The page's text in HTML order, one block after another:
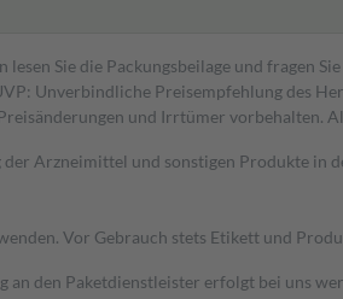
lesen Sie die Packungsbeilage und fragen
Unverbindliche Preisempfehlung des
und Irrtümer vorbehalten.
der Arzneimittel und sonstigen Produkte
Vor Gebrauch stets Etikett und
an den Paketdienstleister erfolgt bei uns